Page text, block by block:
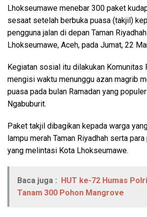
Lhokseumawe menebar 300 paket
sesaat setelah berbuka puasa (takjil)
pengguna jalan di depan Taman
Lhokseumawe, Aceh, pada Jumat, 22
Kegiatan sosial itu dilakukan Komunitas
mengisi waktu menunggu azan magrib
puasa pada bulan Ramadan yang
Ngabuburit.
Paket takjil dibagikan kepada warga
lampu merah Taman Riyadhah serta
yang melintasi Kota Lhokseumawe.
Baca juga : HUT ke-72 Humas
Tanam 300 Pohon Mangrove